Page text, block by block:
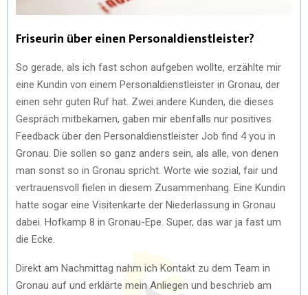
Friseurin über einen Personaldienstleister?
So gerade, als ich fast schon aufgeben wollte, erzählte mir
eine Kundin von einem Personaldienstleister in Gronau, der
einen sehr guten Ruf hat. Zwei andere Kunden, die dieses
Gespräch mitbekamen, gaben mir ebenfalls nur positives
Feedback über den Personaldienstleister Job find 4 you in
Gronau. Die sollen so ganz anders sein, als alle, von denen
man sonst so in Gronau spricht. Worte wie sozial, fair und
vertrauensvoll fielen in diesem Zusammenhang. Eine Kundin
hatte sogar eine Visitenkarte der Niederlassung in Gronau
dabei. Hofkamp 8 in Gronau-Epe. Super, das war ja fast um
die Ecke.
Direkt am Nachmittag nahm ich Kontakt zu dem Team in
Gronau auf und erklärte mein Anliegen und beschrieb am